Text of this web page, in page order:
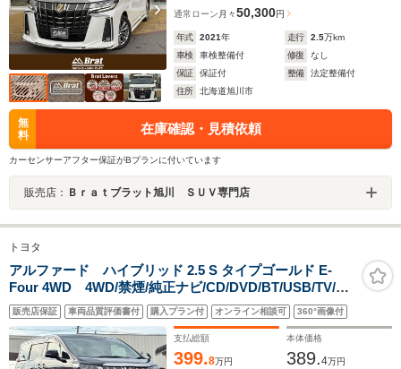
通常ローン 月々50,300円
年式 2021年 走行 2.5万km
車検
車検整備付 修復
なし
保証
保証付 整備
法定整備付
住所
北海道旭川市
無
料
在庫確認・見積依頼
カーセンサーアフター保証がBプランに付いています
販売店： Ｂｒａｔブラット旭川 ＳＵＶ専門店
トヨタ
アルファード ハイブリッド 2.5 S タイプゴールド E-
Four 4WD 4WD/禁煙/純正ナビ/CD/DVD/BT/USB/TV/フ
リップダウンモニター/両側パワースライドドア/電動リア
ゲート/ドライブレコーダー/AC100V電源/デジタルインナ
ーミラー
販売店保証 車両品質評価書付 購入プラン付 オンライン相談可 360°画像付
支払総額
399.8万円
本体価格
389.4万円